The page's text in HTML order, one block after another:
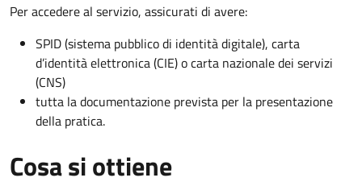
Per accedere al servizio, assicurati di avere:
SPID (sistema pubblico di identità digitale), carta
d’identità elettronica (CIE) o carta nazionale dei servizi
(CNS)
tutta la documentazione prevista per la presentazione
della pratica.
Cosa si ottiene